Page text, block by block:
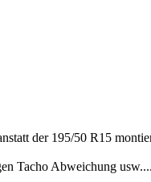
der 195/50 R15
Tacho Abweichung usw....